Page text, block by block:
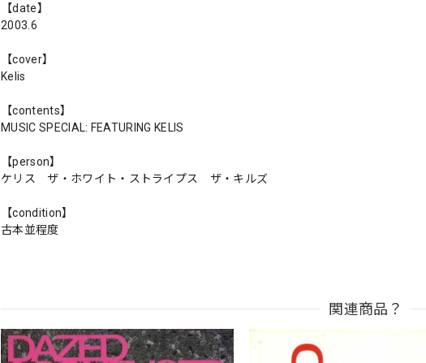
【date】
2003.6
【cover】
Kelis
【contents】
MUSIC SPECIAL: FEATURING KELIS
【person】
ケリス ザ・ホワイト・ストライプス ザ・キルズ
【condition】
古本並程度
関連商品？